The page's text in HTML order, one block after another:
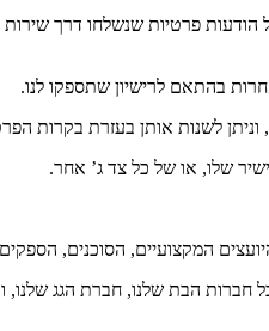
בהתאם לרישיון שתספקו לנו.
לשנות אותן בעזרת בקרות
שלו, או של כל צד ג’ אחר.
המקצועיים, הסוכנים,
הבת שלנו, חברת הגג שלנו,